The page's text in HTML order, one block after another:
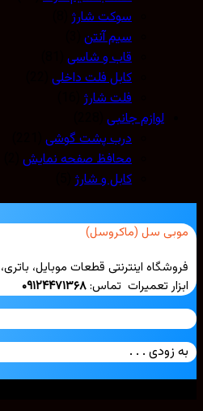
سوکت شارژ(8)
سیم آنتن(3)
قاب و شاسی(81)
کابل فلت داخلی(22)
فلت شارژ(16)
لوازم جانبی(228)
درب پشت گوشی(221)
محافظ صفحه نمایش(2)
کابل و شارژ(5)
سل (ماکروسل)
اینترنتی قطعات موبایل، باتری، برد
تعمیرات تماس:۰۹۱۲۴۴۷۱۳۶۸
زودی . . .